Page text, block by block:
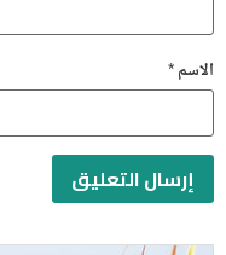
الاسم*